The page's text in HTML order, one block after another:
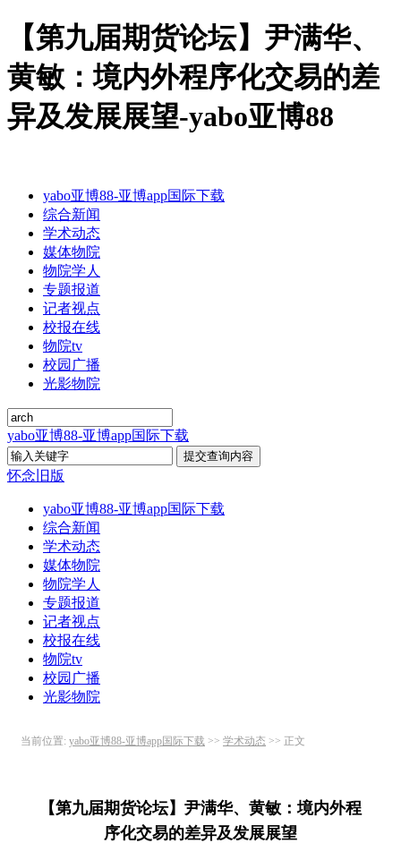
【第九届期货论坛】尹满华、
黄敏：境内外程序化交易的差
异及发展展望-yabo亚博88
yabo亚博88-亚博app国际下载
综合新闻
学术动态
媒体物院
物院学人
专题报道
记者视点
校报在线
物院tv
校园广播
光影物院
yabo亚博88-亚博app国际下载
怀念旧版
yabo亚博88-亚博app国际下载
综合新闻
学术动态
媒体物院
物院学人
专题报道
记者视点
校报在线
物院tv
校园广播
光影物院
当前位置: yabo亚博88-亚博app国际下载 >> 学术动态 >> 正文
【第九届期货论坛】尹满华、黄敏：境内外程
序化交易的差异及发展展望